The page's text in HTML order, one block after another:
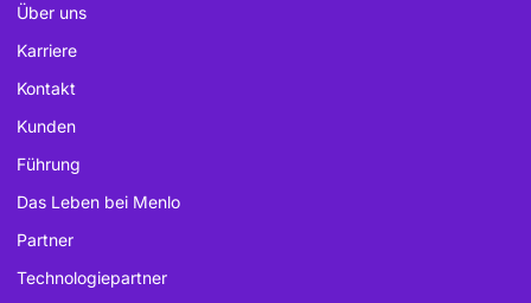
Über uns
Karriere
Kontakt
Kunden
Führung
Das Leben bei Menlo
Partner
Technologiepartner